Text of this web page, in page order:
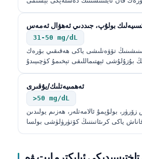
بولۇپ، جىددىي ئەھۋال ئەمەس
31-50 mg/dL
تۆۋەنلىشى ياكى ھەقىقىي بۆرەك
ئەھمىيەتلىك/يۇقىرى
>50 mg/dL
بولۇپمۇ ئالامەتلەر، ھەزىم يولىدىن